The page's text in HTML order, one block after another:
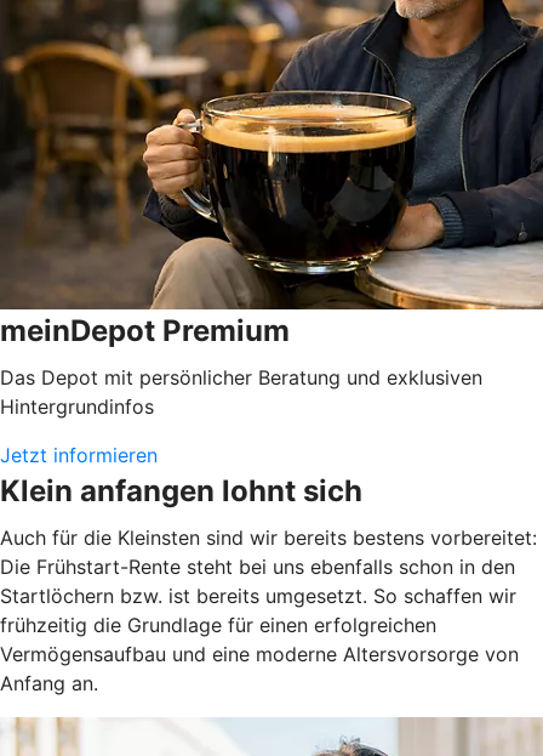
meinDepot Premium
Das Depot mit persönlicher Beratung und exklusiven
Hintergrundinfos
Jetzt informieren
Klein anfangen lohnt sich
Auch für die Kleinsten sind wir bereits bestens vorbereitet:
Die Frühstart-Rente steht bei uns ebenfalls schon in den
Startlöchern bzw. ist bereits umgesetzt. So schaffen wir
frühzeitig die Grundlage für einen erfolgreichen
Vermögensaufbau und eine moderne Altersvorsorge von
Anfang an.